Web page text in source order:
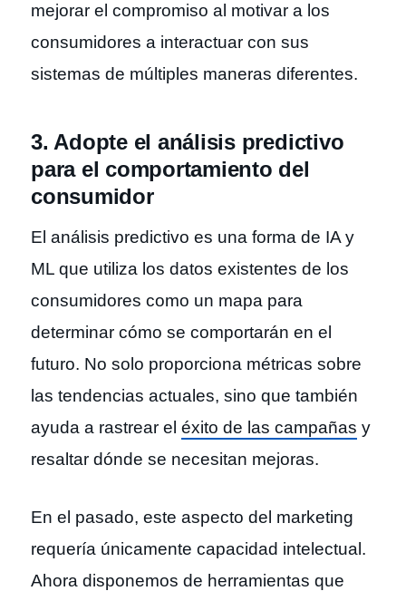
mejorar el compromiso al motivar a los
consumidores a interactuar con sus
sistemas de múltiples maneras diferentes.
3. Adopte el análisis predictivo
para el comportamiento del
consumidor
El análisis predictivo es una forma de IA y
ML que utiliza los datos existentes de los
consumidores como un mapa para
determinar cómo se comportarán en el
futuro. No solo proporciona métricas sobre
las tendencias actuales, sino que también
ayuda a rastrear el éxito de las campañas y
resaltar dónde se necesitan mejoras.
En el pasado, este aspecto del marketing
requería únicamente capacidad intelectual.
Ahora disponemos de herramientas que